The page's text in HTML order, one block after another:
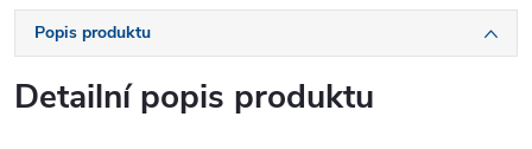
Popis produktu
Detailní popis produktu